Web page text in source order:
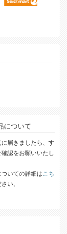
について
届きましたら、す
認をお願いいたし
いての詳細はこち
い。